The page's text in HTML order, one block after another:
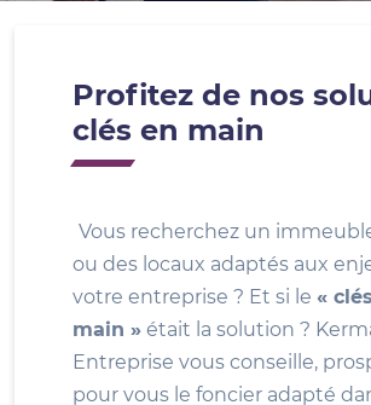
Profitez de nos
clés en main
Vous recherchez un
ou des locaux adaptés aux
votre entreprise ? Et si le «
main » était la solution ?
Entreprise vous conseille,
pour vous le foncier adapté